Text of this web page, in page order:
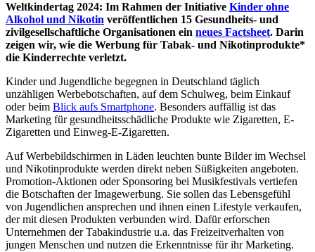
Weltkindertag 2024: Im Rahmen der Initiative Kinder ohne
Alkohol und Nikotin veröffentlichen 15 Gesundheits- und
zivilgesellschaftliche Organisationen ein neues Factsheet. Darin
zeigen wir, wie die Werbung für Tabak- und Nikotinprodukte*
die Kinderrechte verletzt.
Kinder und Jugendliche begegnen in Deutschland täglich
unzähligen Werbebotschaften, auf dem Schulweg, beim Einkauf
oder beim Blick aufs Smartphone. Besonders auffällig ist das
Marketing für gesundheitsschädliche Produkte wie Zigaretten, E-
Zigaretten und Einweg-E-Zigaretten.
Auf Werbebildschirmen in Läden leuchten bunte Bilder im Wechsel
und Nikotinprodukte werden direkt neben Süßigkeiten angeboten.
Promotion-Aktionen oder Sponsoring bei Musikfestivals vertiefen
die Botschaften der Imagewerbung. Sie sollen das Lebensgefühl
von Jugendlichen ansprechen und ihnen einen Lifestyle verkaufen,
der mit diesen Produkten verbunden wird. Dafür erforschen
Unternehmen der Tabakindustrie u.a. das Freizeitverhalten von
jungen Menschen und nutzen die Erkenntnisse für ihr Marketing.